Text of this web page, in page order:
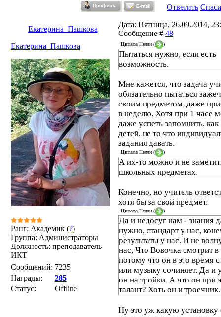
Ответить
Екатерина_Пашкова
Дата: Пятница, 26.09.2014,
Сообщение # 48
Екатерина_Пашкова
Ранг: Академик (?)
Группа: Администраторы
Должность: преподаватель
ИКТ
Сообщений: 7235
Награды:
285
Статус:
Offline
Цитата Нелли ( )
Пытаться нужно, если есть
возможность.
Мне кажется, что задача
обязательно пытаться
своим предметом, даже при
в неделю. Хотя при 1 часе
даже успеть запомнить, как
детей, не то что
задания давать.
Цитата Нелли ( )
А их-то можно и не
школьных предметах.
Конечно, но учитель
хотя бы за свой предмет.
Цитата Нелли ( )
Да и недосуг нам - знания
нужно, стандарт у нас,
результаты у нас. И не
нас, Что Вовочка смотрит в
потому что он в это время
или музыку сочиняет. Да и
он на тройки. А что он при
талант? Хоть он и троечник.
Ну это уж какую установку